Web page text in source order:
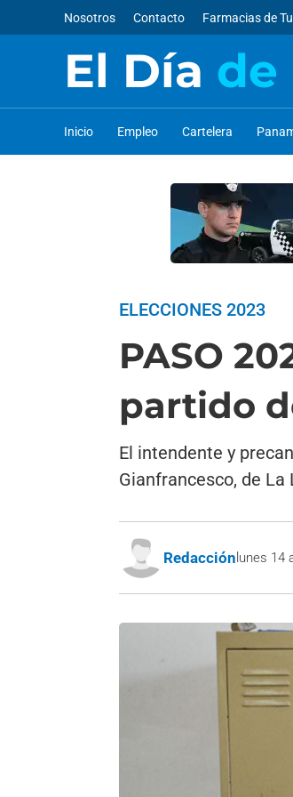
Nosotros Contacto Farmacias de
El Día de
Inicio Empleo Cartelera
ELECCIONES 2023
PASO
partido
El intendente y
Gianfrancesco, de La
Redacción lunes 14